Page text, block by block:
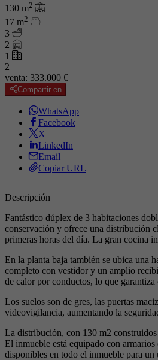
130 m2
17 m2
3
2
1
2
venta: 333.000 €
Compartir en
WhatsApp
Facebook
X
LinkedIn
Email
Copiar URL
Descripción
Fantástico dúplex de 3 habitaciones
conservación y ofrece una distribución
primeras horas del día. La gran cocina
En la planta baja también se ubica una
completo con vestidor y un amplio
de calor por conductos, lo que
Los suelos son de gres, las puertas
videovigilancia, aumentando la
La distribución, con 130 m2
El inmueble está equipado con
disponibles en todo el inmueble para un